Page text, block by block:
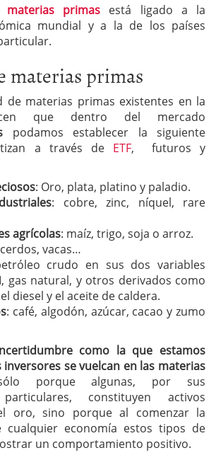
primas está ligado a la
mundial y a la de los países
materias primas
de materias primas existentes en la
que dentro del mercado
podamos establecer la siguiente
a través de ETF, futuros y
: Oro, plata, platino y paladio.
: cobre, zinc, níquel, rare
agrícolas: maíz, trigo, soja o arroz.
vacas…
crudo en sus dos variables
gas natural, y otros derivados como
diesel y el aceite de caldera.
: café, algodón, azúcar, cacao y zumo
como la que estamos
se vuelcan en las materias
porque algunas, por sus
particulares, constituyen activos
oro, sino porque al comenzar la
cualquier economía estos tipos de
un comportamiento positivo.